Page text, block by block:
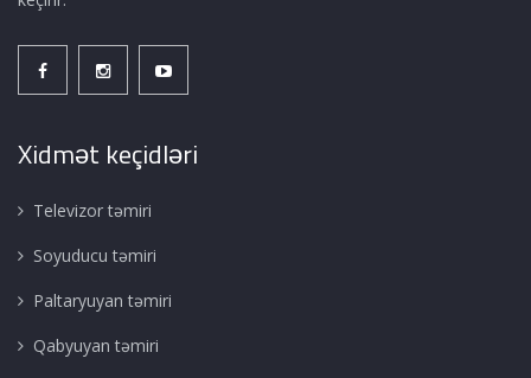
Xidmət keçidləri
Televizor təmiri
Soyuducu təmiri
Paltaryuyan təmiri
Qabyuyan təmiri